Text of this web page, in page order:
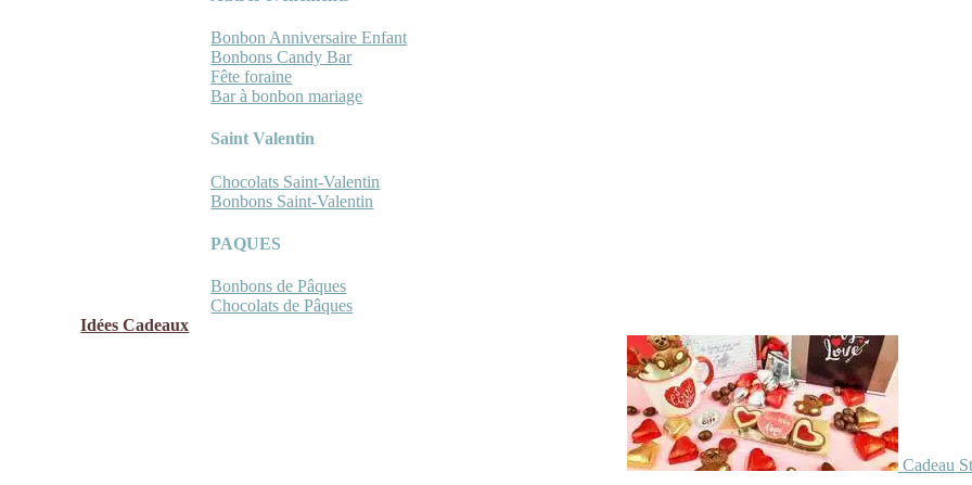
Bonbon Anniversaire Enfant
Bonbons Candy Bar
Fête foraine
Bar à bonbon mariage
Saint Valentin
Chocolats Saint-Valentin
Bonbons Saint-Valentin
PAQUES
Bonbons de Pâques
Chocolats de Pâques
Idées Cadeaux
Cadeau